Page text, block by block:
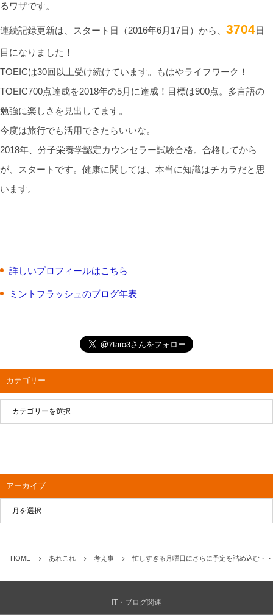
るワザです。
連続記録更新は、スタート日（2016年6月17日）から、 3704日
目になりました！
TOEICは30回以上受け続けています。もはやライフワーク！
TOEIC700点達成を2018年の5月に達成！目標は900点。多言語の
勉強に楽しさを見出してます。
今度は旅行でも活用できたらいいな。
2018年、分子栄養学認定カウンセラー試験合格。合格してから
が、スタートです。健康に関しては、本当に知識はチカラだと思
います。
詳しいプロフィールはこちら
ミントフラッシュのブログ年表
カテゴリー
アーカイブ
HOME あれこれ 考え事 忙しすぎる月曜日にさらに予定を詰め込む・
IT・ブログ関連